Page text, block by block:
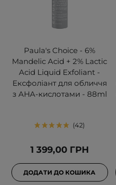
Paula's Choice - 6%
Mandelic Acid + 2% Lactic
Acid Liquid Exfoliant -
Ексфоліант для обличчя
з AHA-кислотами - 88ml
42
1 399,00 ГРН
ДОДАТИ ДО КОШИКА